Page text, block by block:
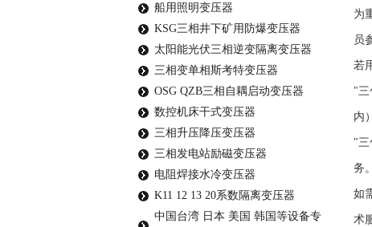
为
员
若
"三
内
"三
务。
如
术
船用照明变压器
KSG三相井下矿用防爆变压器
太阳能光伏三相逆变隔离变压器
三相变单相斯考特变压器
OSG QZB三相自耦启动变压器
数控机床干式变压器
三相升压降压变压器
三相发电站励磁变压器
电阻焊接水冷变压器
K11 12 13 20系数隔离变压器
中国台湾 日本 美国 韩国等设备专